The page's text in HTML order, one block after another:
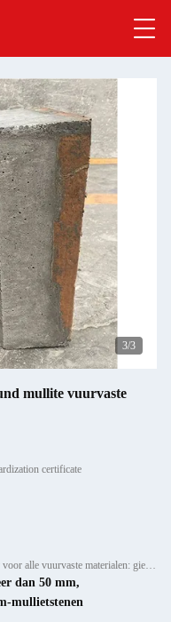
1/3
mullite vuurvaste
certificate
Levering vermogen: meer dan 120.000 ton per jaar voor alle vuurvaste materialen: gieten, preforms en bakstenen
dan 50 mm,
mullietstenen